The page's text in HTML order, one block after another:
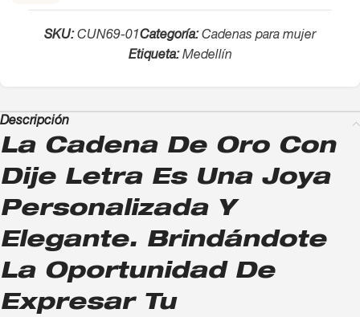
SKU:CUN69-01Categoría: Cadenas para mujer
Etiqueta: Medellín
Descripción
La Cadena De Oro Con
Dije Letra Es Una Joya
Personalizada Y
Elegante. Brindándote
La Oportunidad De
Expresar Tu